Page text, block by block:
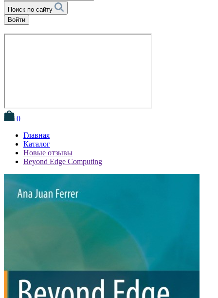
Поиск по сайту
Войти
0
Главная
Каталог
Новые отзывы
Beyond Edge Computing